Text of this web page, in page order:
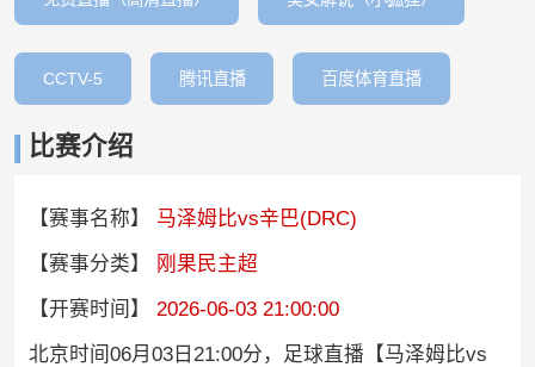
CCTV-5 腾讯直播 百度体育直播
比赛介绍
【赛事名称】
马泽姆比vs辛巴(DRC)
【赛事分类】
刚果民主超
【开赛时间】
2026-06-03 21:00:00
北京时间06月03日21:00分，足球直播【马泽姆比vs